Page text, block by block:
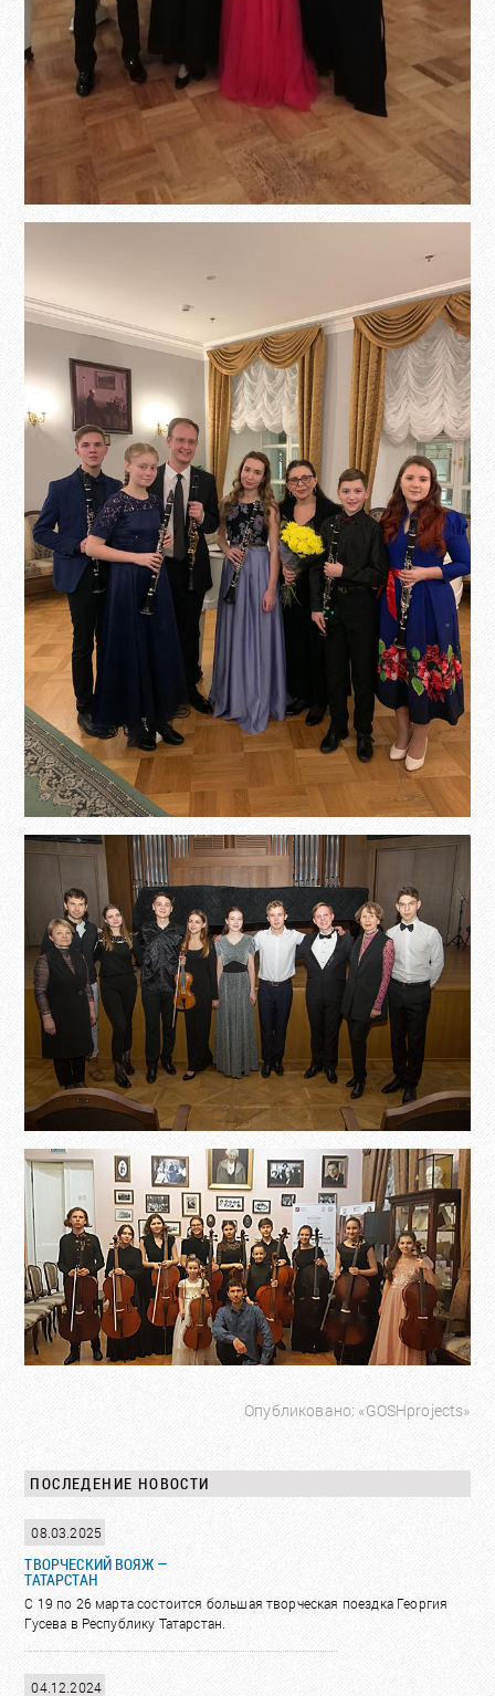
Опубликовано: «GOSHprojects»
ПОСЛЕДЕНИЕ НОВОСТИ
08.03.2025
ТВОРЧЕСКИЙ ВОЯЖ —
ТАТАРСТАН
С 19 по 26 марта состоится большая творческая поездка Георгия
Гусева в Республику Татарстан.
04.12.2024